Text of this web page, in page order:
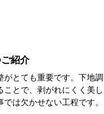
紹介
とても重要です。下地調
とで、剥がれにくく美し
は欠かせない工程です。